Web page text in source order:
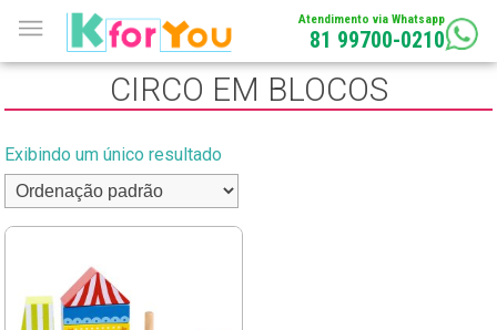
Atendimento via Whatsapp
81 99700-0210
CIRCO EM BLOCOS
Exibindo um único resultado